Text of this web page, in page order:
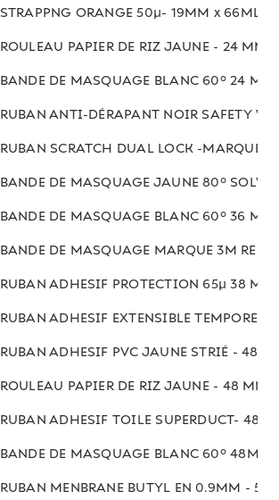
STRAPPNG ORANGE 50µ- 19MM x 66ML
ROULEAU PAPIER DE RIZ JAUNE - 24 MM
BANDE DE MASQUAGE BLANC 60° 24
RUBAN ANTI-DÉRAPANT NOIR SAFETY
RUBAN SCRATCH DUAL LOCK -MARQUE
BANDE DE MASQUAGE JAUNE 80°
BANDE DE MASQUAGE BLANC 60° 36
BANDE DE MASQUAGE MARQUE 3M REF
RUBAN ADHESIF PROTECTION 65µ 38
RUBAN ADHESIF EXTENSIBLE TEMPOREL
RUBAN ADHESIF PVC JAUNE STRIÉ -
ROULEAU PAPIER DE RIZ JAUNE - 48 MM
RUBAN ADHESIF TOILE SUPERDUCT-
BANDE DE MASQUAGE BLANC 60° 48MM
RUBAN MENBRANE BUTYL EN 0.9MM -